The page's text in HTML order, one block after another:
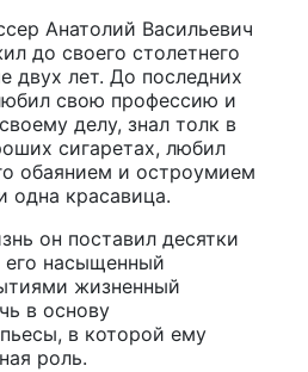
Анатолий Васильевич
до своего столетнего
двух лет. До последних
свою профессию и
делу, знал толк в
сигаретах, любил
обаянием и остроумием
одна красавица.
он поставил десятки
его насыщенный
жизненный
в основу
в которой ему
роль.